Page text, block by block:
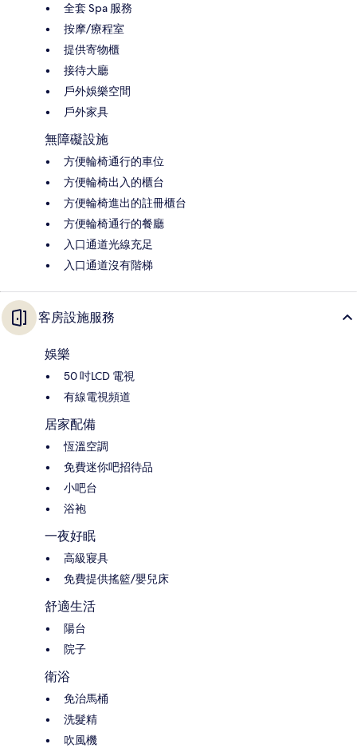
全套 Spa 服務
按摩/療程室
提供寄物櫃
接待大廳
戶外娛樂空間
戶外家具
無障礙設施
方便輪椅通行的車位
方便輪椅出入的櫃台
方便輪椅進出的註冊櫃台
方便輪椅通行的餐廳
入口通道光線充足
入口通道沒有階梯
客房設施服務
娛樂
50 吋LCD 電視
有線電視頻道
居家配備
恆溫空調
免費迷你吧招待品
小吧台
浴袍
一夜好眠
高級寢具
免費提供搖籃/嬰兒床
舒適生活
陽台
院子
衛浴
免治馬桶
洗髮精
吹風機